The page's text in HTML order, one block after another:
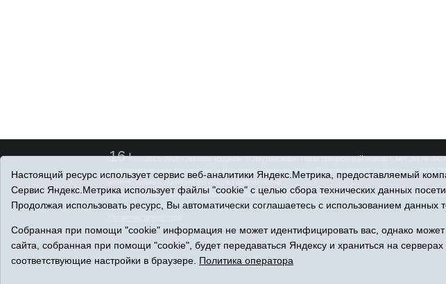
16+© 2015-2026 Сетевое издание «Омутинское». Регистрационный номер СМИ Эл №
информационных технологий и массовых коммуникаций (Роскомнадзор). Учредитель: АНО
использовании материалов ссылка обязательна.
Адрес редакции: 627070, Тюменская область, Омутинский район, с. Омутинское, ул.
Адрес электронной почты редакции: selvest151@yandex.ru, тел.: 8(34544)3-16-73
Настоящий ресурс использует сервис веб-аналитики Яндекс.Метрика, предоставляемый
Сервис Яндекс.Метрика использует файлы "cookie" с целью сбора технических данных
Продолжая использовать ресурс, Вы автоматически соглашаетесь с использованием данных
Собранная при помощи "cookie" информация не может идентифицировать вас, однако
сайта, собранная при помощи "cookie", будет передаваться Яндексу и храниться на
соответствующие настройки в браузере. Политика оператора